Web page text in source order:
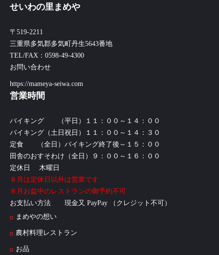
せいわの里まめや
〒519-2211
三重県多気郡多気町丹生5643番地
TEL/FAX：0598-49-4300
お問い合わせ
https://mameya-seiwa.com
営業時間
バイキング （平日）１１：００～１４：００
バイキング（土日祝日）１１：００～１４：３０
定食 （全日）バイキング終了後～１５：００
田舎のおすそわけ（全日）９：００～１６：００
定休日 木曜日
８月は定休日以外は営業です
８月お盆中のレストランの御予約不可
お支払い方法 現金又 PayPay （クレジット不可）
まめやの想い
農村料理レストラン
お品